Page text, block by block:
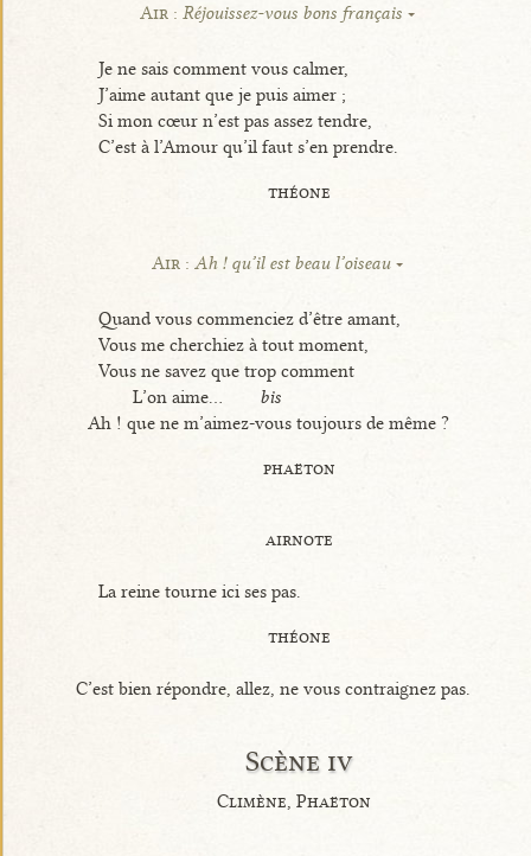
Air : Réjouissez-vous bons français
Je ne sais comment vous calmer,
J’aime autant que je puis aimer ;
Si mon cœur n’est pas assez tendre,
C’est à l’Amour qu’il faut s’en prendre.
théone
Air : Ah ! qu’il est beau l’oiseau
Quand vous commenciez d’être amant,
Vous me cherchiez à tout moment,
Vous ne savez que trop comment
L’on aime...
bis
Ah ! que ne m’aimez-vous toujours de même ?
phaëton
airnote
La reine tourne ici ses pas.
théone
C’est bien répondre, allez, ne vous contraignez pas.
Scène iv
Climène, Phaëton